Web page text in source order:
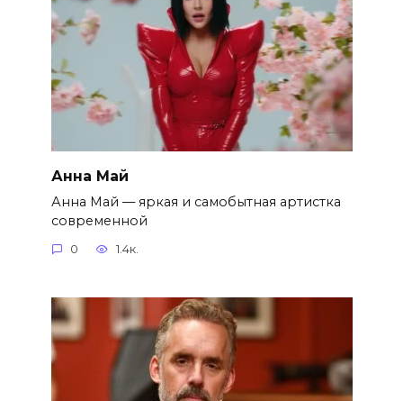
Анна Май
Анна Май — яркая и самобытная артистка
современной
0 1.4к.